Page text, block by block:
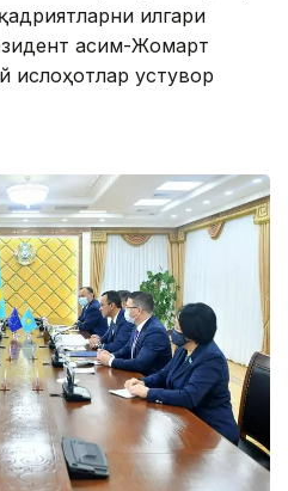
илгари
Қасим-Жомарт
ислоҳотлар устувор